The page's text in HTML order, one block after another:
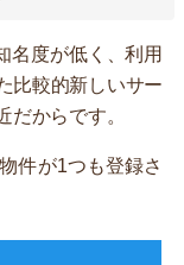
名度が低く、利用
比較的新しいサー
だからです。
件が1つも登録さ